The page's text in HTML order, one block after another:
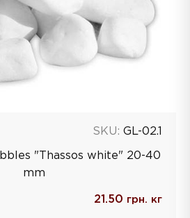
SKU: GL-02.1
"Thassos white" 20-40
mm
21.50 грн. кг